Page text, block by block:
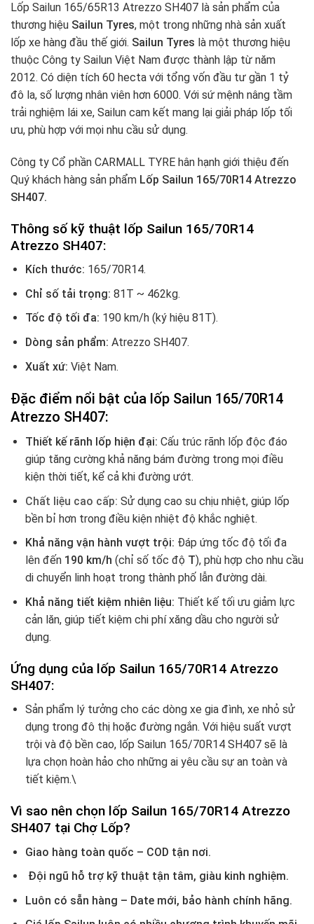
Lốp Sailun 165/65R13 Atrezzo SH407 là sản phẩm của
thương hiệu Sailun Tyres, một trong những nhà sản xuất
lốp xe hàng đầu thế giới. Sailun Tyres là một thương hiệu
thuộc Công ty Sailun Việt Nam được thành lập từ năm
2012. Có diện tích 60 hecta với tổng vốn đầu tư gần 1 tỷ
đô la, số lượng nhân viên hơn 6000. Với sứ mệnh nâng tầm
trải nghiệm lái xe, Sailun cam kết mang lại giải pháp lốp tối
ưu, phù hợp với mọi nhu cầu sử dụng.
Công ty Cổ phần CARMALL TYRE hân hạnh giới thiệu đến
Quý khách hàng sản phẩm Lốp Sailun 165/70R14 Atrezzo
SH407.
Thông số kỹ thuật lốp Sailun 165/70R14
Atrezzo SH407:
Kích thước: 165/70R14.
Chỉ số tải trọng: 81T ~ 462kg.
Tốc độ tối đa: 190 km/h (ký hiệu 81T).
Dòng sản phẩm: Atrezzo SH407.
Xuất xứ: Việt Nam.
Đặc điểm nổi bật của lốp Sailun 165/70R14
Atrezzo SH407:
Thiết kế rãnh lốp hiện đại: Cấu trúc rãnh lốp độc đáo
giúp tăng cường khả năng bám đường trong mọi điều
kiện thời tiết, kể cả khi đường ướt.
Chất liệu cao cấp: Sử dụng cao su chịu nhiệt, giúp lốp
bền bỉ hơn trong điều kiện nhiệt độ khắc nghiệt.
Khả năng vận hành vượt trội: Đáp ứng tốc độ tối đa
lên đến 190 km/h (chỉ số tốc độ T), phù hợp cho nhu cầu
di chuyển linh hoạt trong thành phố lẫn đường dài.
Khả năng tiết kiệm nhiên liệu: Thiết kế tối ưu giảm lực
cản lăn, giúp tiết kiệm chi phí xăng dầu cho người sử
dụng.
Ứng dụng của lốp Sailun 165/70R14 Atrezzo
SH407:
Sản phẩm lý tưởng cho các dòng xe gia đình, xe nhỏ sử
dụng trong đô thị hoặc đường ngắn. Với hiệu suất vượt
trội và độ bền cao, lốp Sailun 165/70R14 SH407 sẽ là
lựa chọn hoàn hảo cho những ai yêu cầu sự an toàn và
tiết kiệm.\
Vì sao nên chọn lốp Sailun 165/70R14 Atrezzo
SH407 tại Chợ Lốp?
Giao hàng toàn quốc – COD tận nơi.
Đội ngũ hỗ trợ kỹ thuật tận tâm, giàu kinh nghiệm.
Luôn có sẵn hàng – Date mới, bảo hành chính hãng.